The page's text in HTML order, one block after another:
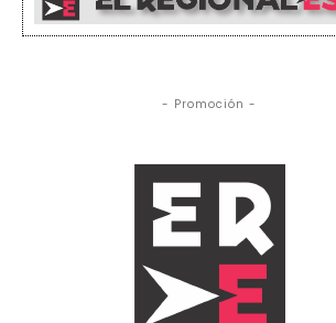
- Promoción -